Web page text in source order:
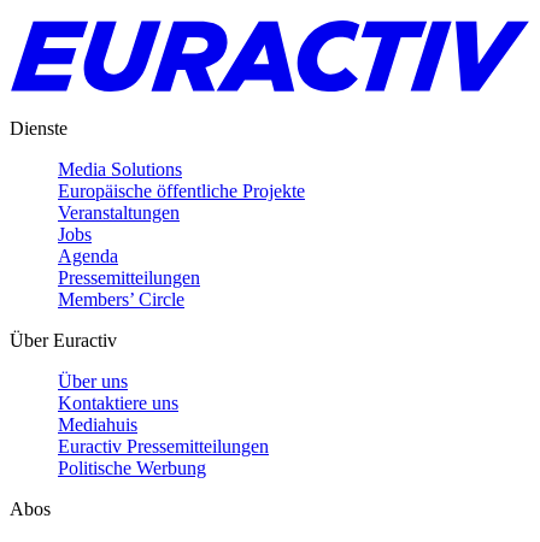
Dienste
Media Solutions
Europäische öffentliche Projekte
Veranstaltungen
Jobs
Agenda
Pressemitteilungen
Members’ Circle
Über Euractiv
Über uns
Kontaktiere uns
Mediahuis
Euractiv Pressemitteilungen
Politische Werbung
Abos